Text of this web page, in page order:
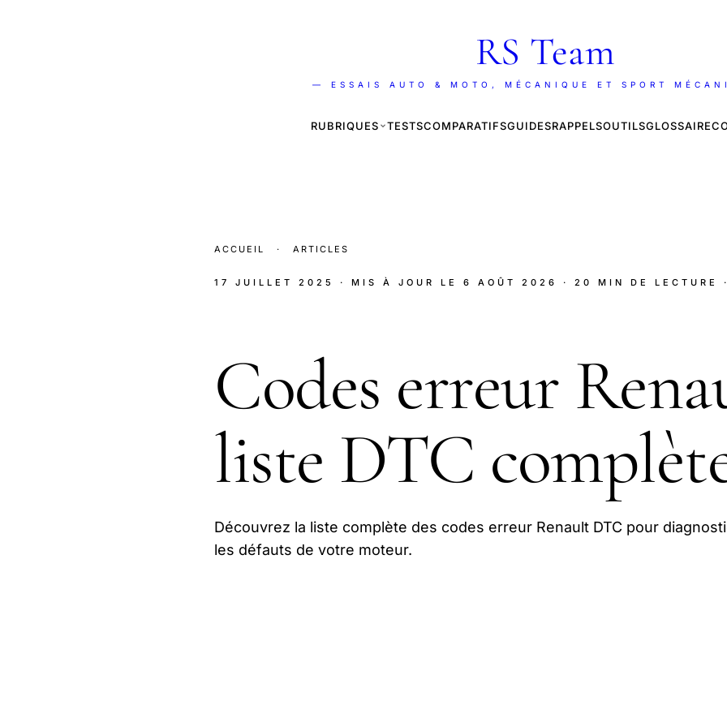
RS Team
— ESSAIS AUTO & MOTO, MÉCANIQUE ET SPORT
RUBRIQUES TESTSCOMPARATIFSGUIDESRAPPELSOUTILSGLOSSAIRE
ACCUEIL · ARTICLES
17 JUILLET 2025 · MIS À JOUR LE 6 AOÛT 2026 · 20 MIN DE LECTURE
Codes erreur
liste DTC
Découvrez la liste complète des codes erreur Renault DTC pour
les défauts de votre moteur.